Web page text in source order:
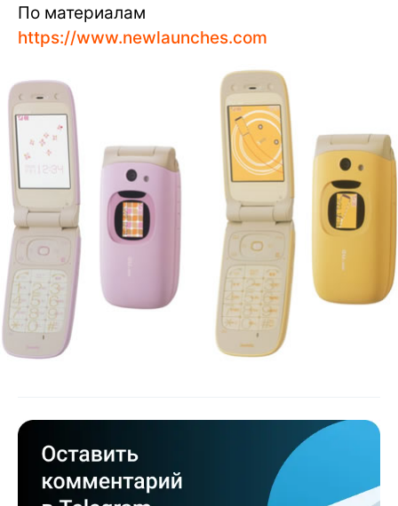
По материалам
https://www.newlaunches.com